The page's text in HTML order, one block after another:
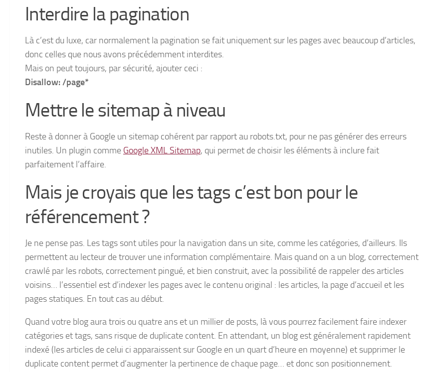
Interdire la pagination
Là c’est du luxe, car normalement la pagination se fait uniquement sur les pages avec beaucoup d’articles,
donc celles que nous avons précédemment interdites.
Mais on peut toujours, par sécurité, ajouter ceci :
Disallow: /page*
Mettre le sitemap à niveau
Reste à donner à Google un sitemap cohérent par rapport au robots.txt, pour ne pas générer des erreurs
inutiles. Un plugin comme Google XML Sitemap, qui permet de choisir les éléments à inclure fait
parfaitement l’affaire.
Mais je croyais que les tags c’est bon pour le
référencement ?
Je ne pense pas. Les tags sont utiles pour la navigation dans un site, comme les catégories, d’ailleurs. Ils
permettent au lecteur de trouver une information complémentaire. Mais quand on a un blog, correctement
crawlé par les robots, correctement pingué, et bien construit, avec la possibilité de rappeler des articles
voisins… l’essentiel est d’indexer les pages avec le contenu original : les articles, la page d’accueil et les
pages statiques. En tout cas au début.
Quand votre blog aura trois ou quatre ans et un millier de posts, là vous pourrez facilement faire indexer
catégories et tags, sans risque de duplicate content. En attendant, un blog est généralement rapidement
indexé (les articles de celui ci apparaissent sur Google en un quart d’heure en moyenne) et supprimer le
duplicate content permet d’augmenter la pertinence de chaque page… et donc son positionnement.